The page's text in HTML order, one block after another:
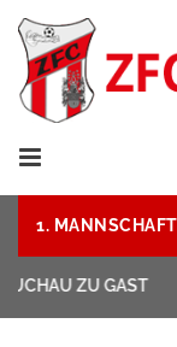
1. MANNSCHAFT
ZU GAST